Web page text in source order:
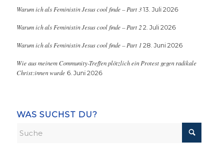
Warum ich als Feministin Jesus cool finde – Part 3 13. Juli 2026
Warum ich als Feministin Jesus cool finde – Part 2 2. Juli 2026
Warum ich als Feministin Jesus cool finde – Part 1 28. Juni 2026
Wie aus meinem Community-Treffen plötzlich ein Protest gegen radikale
Christ:innen wurde 6. Juni 2026
WAS SUCHST DU?